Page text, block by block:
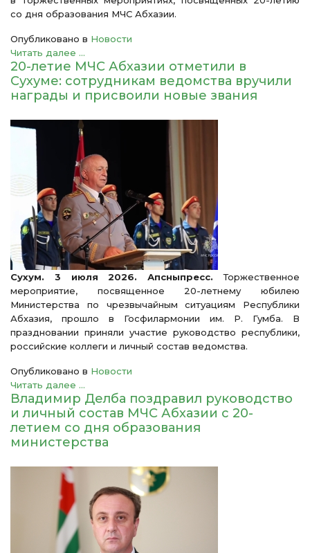
со дня образования МЧС Абхазии.
Опубликовано в Новости
Читать далее ...
20-летие МЧС Абхазии отметили в
Сухуме: сотрудникам ведомства вручили
награды и присвоили новые звания
Сухум. 3 июля 2026. Апсныпресс.Торжественное
мероприятие, посвященное 20-летнему юбилею
Министерства по чрезвычайным ситуациям Республики
Абхазия, прошло в Госфилармонии им. Р. Гумба. В
праздновании приняли участие руководство республики,
российские коллеги и личный состав ведомства.
Опубликовано в Новости
Читать далее ...
Владимир Делба поздравил руководство
и личный состав МЧС Абхазии с 20-
летием со дня образования
министерства